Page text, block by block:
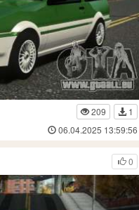
209
1
06.04.2025 13:59:56
0